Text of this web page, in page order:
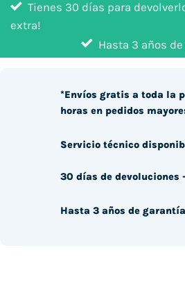
Tienes 30 días para
extra!
Hasta 3 años
*Envíos gratis a toda la
horas en pedidos
Servicio técnico
30 días de devoluciones
Hasta 3 años de garantía